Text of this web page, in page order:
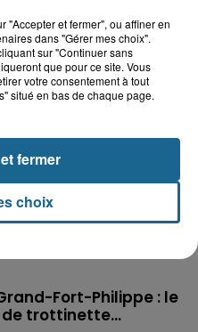
gravement brûlé
victime d'un accident,
allé brutalement...
à Cappelle-
Fort-Philippe : le
trottinette...
"Accepter et fermer", ou affiner en
dans "Gérer mes choix".
sur "Continuer sans
que pour ce site. Vous
votre consentement à tout
situé en bas de chaque page.
choix
fermer